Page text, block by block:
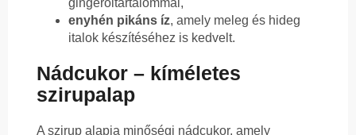
enyhén pikáns íz, amely meleg és hideg
italok készítéséhez is kedvelt.
Nádcukor – kíméletes
szirupalap
A szirup alapja minőségi nádcukor, amely